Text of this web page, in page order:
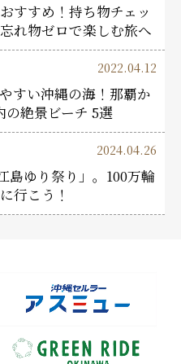
すすめ！持ち物チェッ
れ物ゼロで楽しむ旅へ
2022.04.12
すい沖縄の海！那覇か
の絶景ビーチ 5選
2024.04.26
島ゆり祭り」。100万輪
行こう！